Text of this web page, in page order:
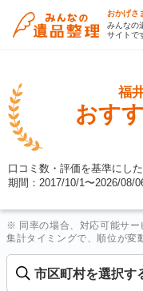
おかげさ
みんなの
サイトで
福
おす
口コミ数・評価を基準にし
期間：2017/10/1〜2026/08/
※ 同率の場合、対応可能サー
集計タイミングで、順位が変
市区町村を選択す